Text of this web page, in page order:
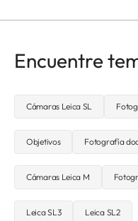
Encuentre
Cámaras Leica SL
Objetivos Fotografía
Cámaras Leica M
Leica SL3 Leica SL2